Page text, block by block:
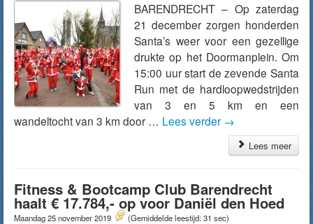
BARENDRECHT – Op zaterdag
21 december zorgen honderden
Santa’s weer voor een gezellige
drukte op het Doormanplein. Om
15:00 uur start de zevende Santa
Run met de hardloopwedstrijden
van 3 en 5 km en een
wandeltocht van 3 km door … Lees verder →
Lees meer
Fitness & Bootcamp Club Barendrecht
haalt € 17.784,- op voor Daniël den Hoed
Maandag 25 november 2019 (Gemiddelde leestijd: 31 sec)